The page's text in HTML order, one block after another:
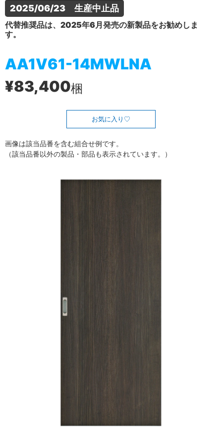
2025/06/23　生産中止品
代替推奨品は、2025年6月発売の新製品をお勧めしま
す。
AA1V61-14MWLNA
¥83,400梱
お気に入り
画像は該当品番を含む組合せ例です。
（該当品番以外の製品・部品も表示されています。）